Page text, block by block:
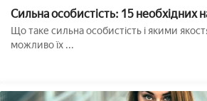
Сильна особистість: 15 необхідних
Що таке сильна особистість і якими
можливо їх ...